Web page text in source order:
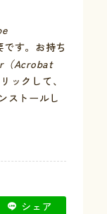
です。お持ち
（Acrobat
ックして、
ストールし
シェア